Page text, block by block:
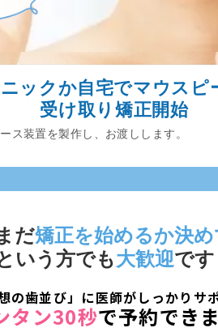
ックか自宅でマウスピ
受け取り矯正開始
ス装置を製作し、お渡しします。
だ矯正を始めるか決
いう方でも大歓迎です
想の歯並び」に医師がしっかりサ
タン30秒で予約でき